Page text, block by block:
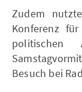
Zudem
Konferenz
politischen
Besuch bei